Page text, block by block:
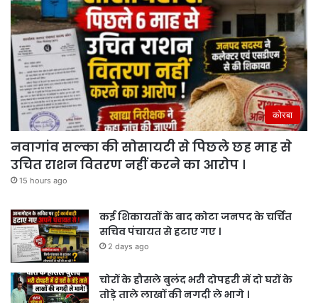
कोरबा
नवागांव सल्का की सोसायटी से पिछले छह माह से
उचित राशन वितरण नहीं करने का आरोप ।
15 hours ago
कई शिकायतों के बाद कोटा जनपद के चर्चित
सचिव पंचायत से हटाए गए ।
2 days ago
चोरों के हौसले बुलंद भरी दोपहरी में दो घरों के
तोड़े ताले लाखों की नगदी ले भागे ।